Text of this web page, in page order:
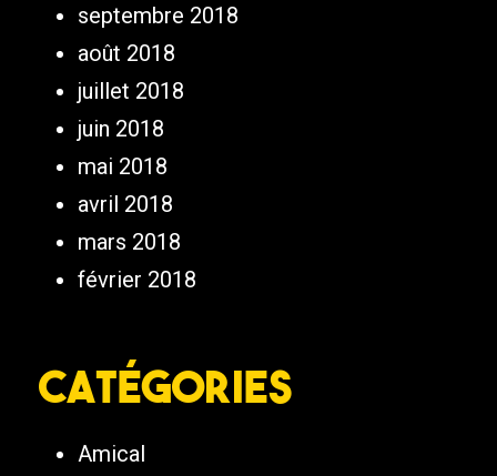
septembre 2018
août 2018
juillet 2018
juin 2018
mai 2018
avril 2018
mars 2018
février 2018
Catégories
Amical